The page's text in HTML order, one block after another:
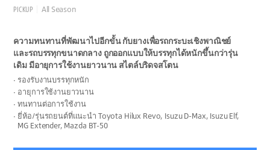
PICKUP All Season
ความทนทานที่พัฒนาไปอีกขั้น กับยางเพื่อรถกระบะเชิงพาณิชย์
และรถบรรทุกขนาดกลาง ถูกออกแบบให้บรรทุกได้หนักขึ้นกว่ารุ่น
เดิม มีอายุการใช้งานยาวนาน สไตล์บริดจสโตน
รองรับงานบรรทุกหนัก
อายุการใช้งานยาวนาน
ทนทานต่อการใช้งาน
ยี่ห้อ/รุ่นรถยนต์ที่แนะนำ Toyota Hilux Revo, Isuzu D-Max, Isuzu Elf,
MG Extender, Mazda BT-50